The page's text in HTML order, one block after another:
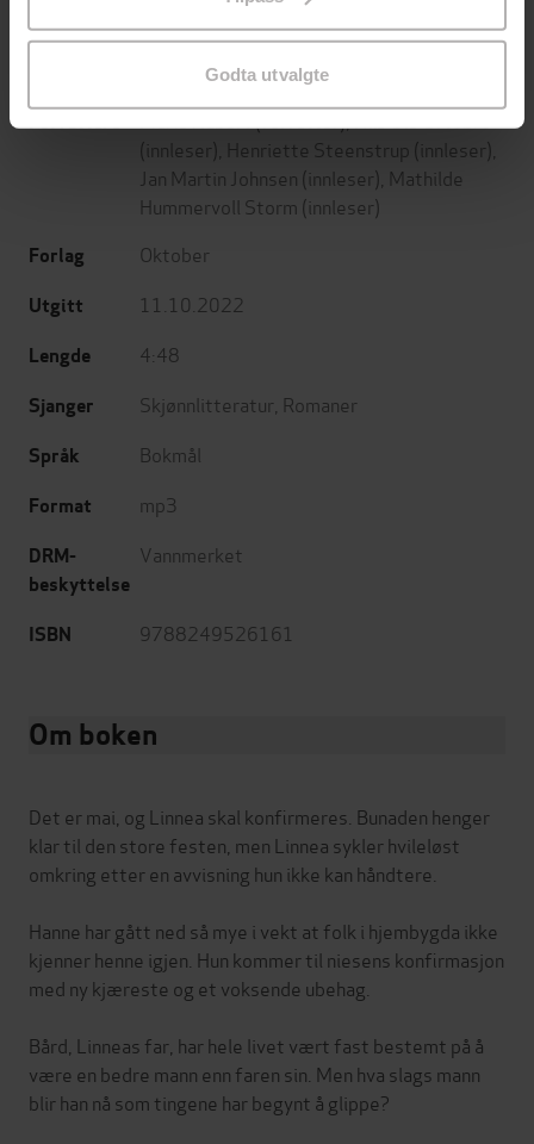
Godta utvalgte
Forfattere
(innleser), Henriette Steenstrup (innleser),
Jan Martin Johnsen (innleser), Mathilde
Hummervoll Storm (innleser)
Forlag Oktober
Utgitt 11.10.2022
Lengde 4:48
Sjanger Skjønnlitteratur Romaner
Språk Bokmål
Format mp3
DRM-
beskyttelse
Vannmerket
ISBN 9788249526161
Om boken
Det er mai, og Linnea skal konfirmeres. Bunaden henger
klar til den store festen, men Linnea sykler hvileløst
omkring etter en avvisning hun ikke kan håndtere.
Hanne har gått ned så mye i vekt at folk i hjembygda ikke
kjenner henne igjen. Hun kommer til niesens konfirmasjon
med ny kjæreste og et voksende ubehag.
Bård, Linneas far, har hele livet vært fast bestemt på å
være en bedre mann enn faren sin. Men hva slags mann
blir han nå som tingene har begynt å glippe?